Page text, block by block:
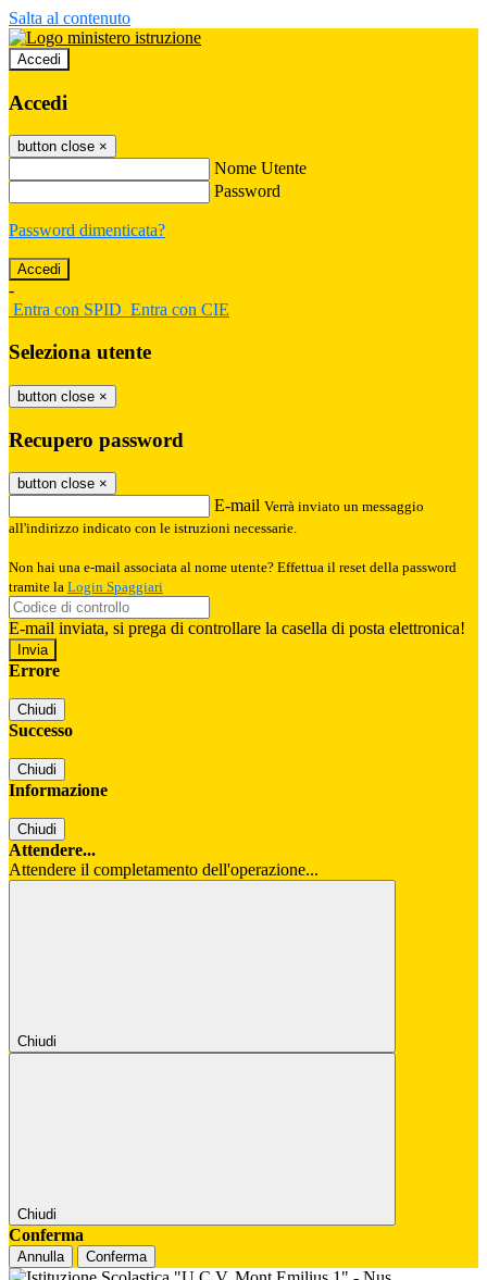
Salta al contenuto
Accedi
Accedi
button close ×
Nome Utente
Password
Password dimenticata?
-
Entra con SPID Entra con CIE
Seleziona utente
button close ×
Recupero password
button close ×
E-mail Verrà inviato un messaggio
all'indirizzo indicato con le istruzioni necessarie.
Non hai una e-mail associata al nome utente? Effettua il reset della password
tramite la Login Spaggiari
E-mail inviata, si prega di controllare la casella di posta elettronica!
Errore
Chiudi
Successo
Chiudi
Informazione
Chiudi
Attendere...
Attendere il completamento dell'operazione...
Chiudi
Chiudi
Conferma
Annulla Conferma